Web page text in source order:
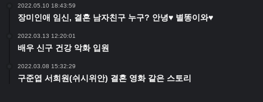
2022.05.10 18:43:59
장미인애 임신, 결혼 남자친구 누구? 안녕♥ 별똥이와♥
2022.03.13 12:20:01
배우 신구 건강 악화 입원
2022.03.08 15:32:29
구준엽 서희원(쉬시위안) 결혼 영화 같은 스토리